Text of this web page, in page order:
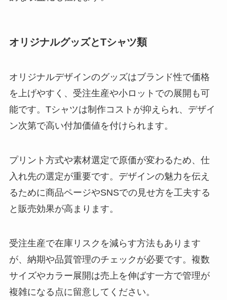
オリジナルグッズとTシャツ類
オリジナルデザインのグッズはブランド性で価格
を上げやすく、受注生産や小ロットでの展開も可
能です。Tシャツは制作コストが抑えられ、デザイ
ン次第で高い付加価値を付けられます。
プリント方式や素材選定で原価が変わるため、仕
入れ先の選定が重要です。デザインの魅力を伝え
るために商品ページやSNSでの見せ方を工夫する
と販売効果が高まります。
受注生産で在庫リスクを減らす方法もあります
が、納期や品質管理のチェックが必要です。複数
サイズやカラー展開は売上を伸ばす一方で管理が
複雑になる点に留意してください。